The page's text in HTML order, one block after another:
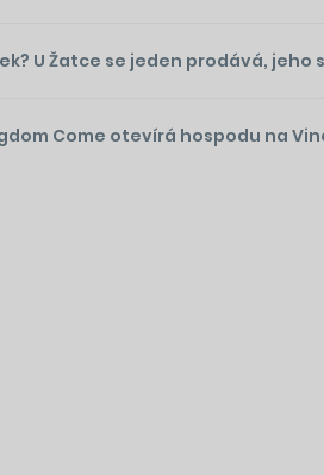
U Žatce se jeden prodává,
Come otevírá hospodu na